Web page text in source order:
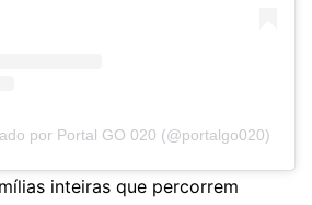
por Portal GO 020 (@portalgo020)
inteiras que percorrem